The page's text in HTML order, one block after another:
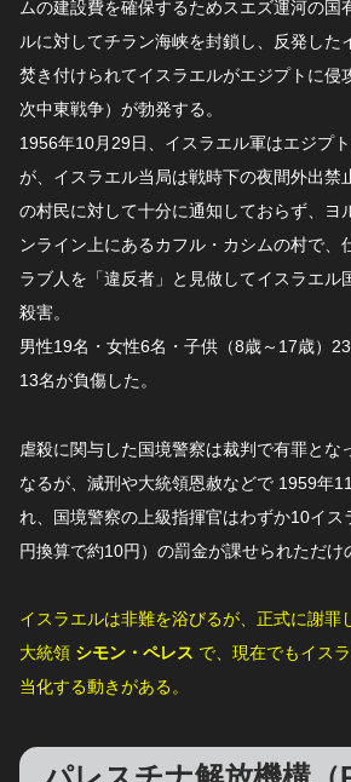
ムの建設費を確保するためスエズ運河の国
ルに対してチラン海峡を封鎖し、反発した
焚き付けられてイスラエルがエジプトに侵
次中東戦争）が勃発する。
1956年10月29日、イスラエル軍はエジプ
が、イスラエル当局は戦時下の夜間外出禁
の村民に対して十分に通知しておらず、ヨ
ンライン上にあるカフル・カシムの村で、
ラブ人を「違反者」と見做してイスラエル
殺害。
男性19名・女性6名・子供（8歳～17歳）
13名が負傷した。
虐殺に関与した国境警察は裁判で有罪とな
なるが、減刑や大統領恩赦などで 1959年
れ、国境警察の上級指揮官はわずか10イス
円換算で約10円）の罰金が課せられただけ
イスラエルは非難を浴びるが、正式に謝罪
大統領 シモン・ペレス で、現在でもイス
当化する動きがある。